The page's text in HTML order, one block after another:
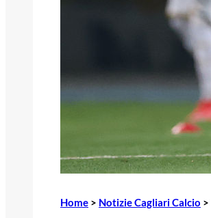
Home > Notizie Cagliari Calcio >